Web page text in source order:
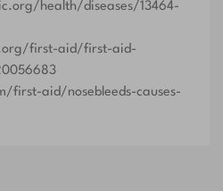
health/diseases/13464-
first-aid/first-aid-
first-aid/nosebleeds-causes-